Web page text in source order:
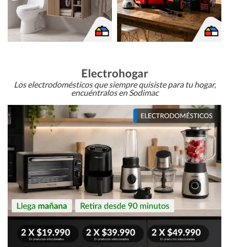
Electrohogar
Los electrodomésticos que siempre quisiste para tu hogar,
encuéntralos en Sodimac